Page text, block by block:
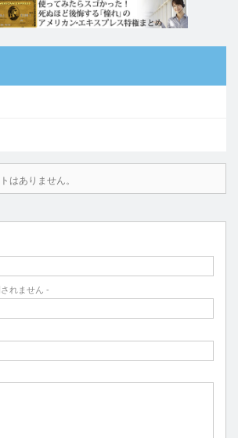
はありません。
れません -